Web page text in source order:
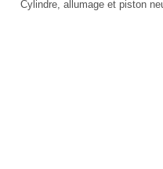
Cylindre, allumage et piston